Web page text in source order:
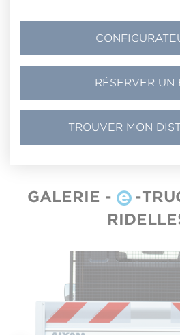
RÉSERVER UN
TROUVER MON
GALERIE -
-